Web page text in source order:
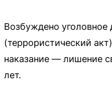
Возбуждено уголовное
(террористический
наказание — лишение
лет.